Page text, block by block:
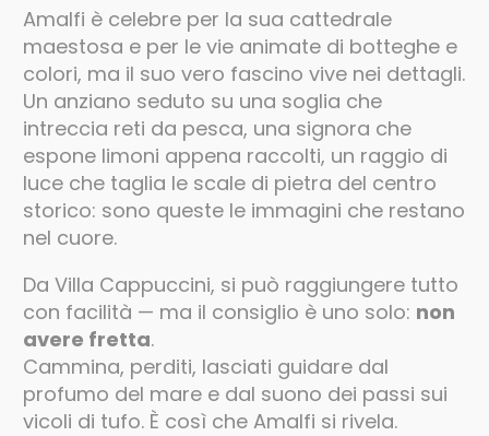
Amalfi è celebre per la sua cattedrale
maestosa e per le vie animate di botteghe e
colori, ma il suo vero fascino vive nei dettagli.
Un anziano seduto su una soglia che
intreccia reti da pesca, una signora che
espone limoni appena raccolti, un raggio di
luce che taglia le scale di pietra del centro
storico: sono queste le immagini che restano
nel cuore.
Da Villa Cappuccini, si può raggiungere tutto
con facilità — ma il consiglio è uno solo: non
avere fretta.
Cammina, perditi, lasciati guidare dal
profumo del mare e dal suono dei passi sui
vicoli di tufo. È così che Amalfi si rivela.